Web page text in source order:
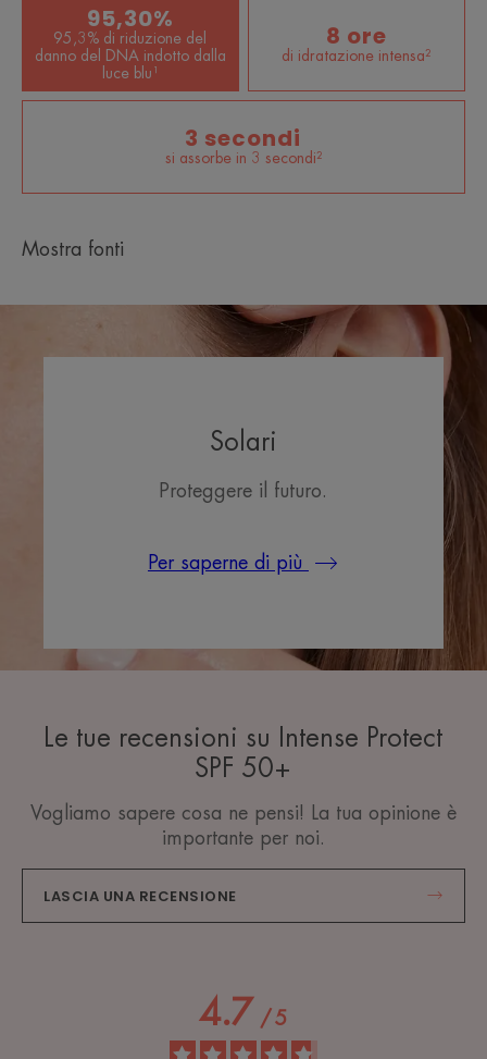
95,30%
95,3% di riduzione del
danno del DNA indotto dalla
luce blu¹
8 ore
di idratazione intensa²
3 secondi
si assorbe in 3 secondi²
Mostra fonti
Solari
Proteggere il futuro.
Per saperne di più
Le tue recensioni su Intense Protect
SPF 50+
Vogliamo sapere cosa ne pensi! La tua opinione è
importante per noi.
LASCIA UNA RECENSIONE
4.7 / 5